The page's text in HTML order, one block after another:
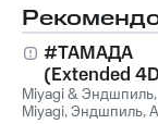
#ТАМАДА
(Extended
Pack)
Miyagi & Эндшпиль,
Miyagi,Эндшпиль,